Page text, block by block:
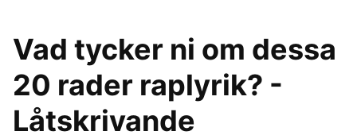
Vad tycker ni om dessa
20 rader raplyrik? -
Låtskrivande